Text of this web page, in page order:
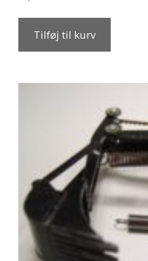
Tilføj til kurv